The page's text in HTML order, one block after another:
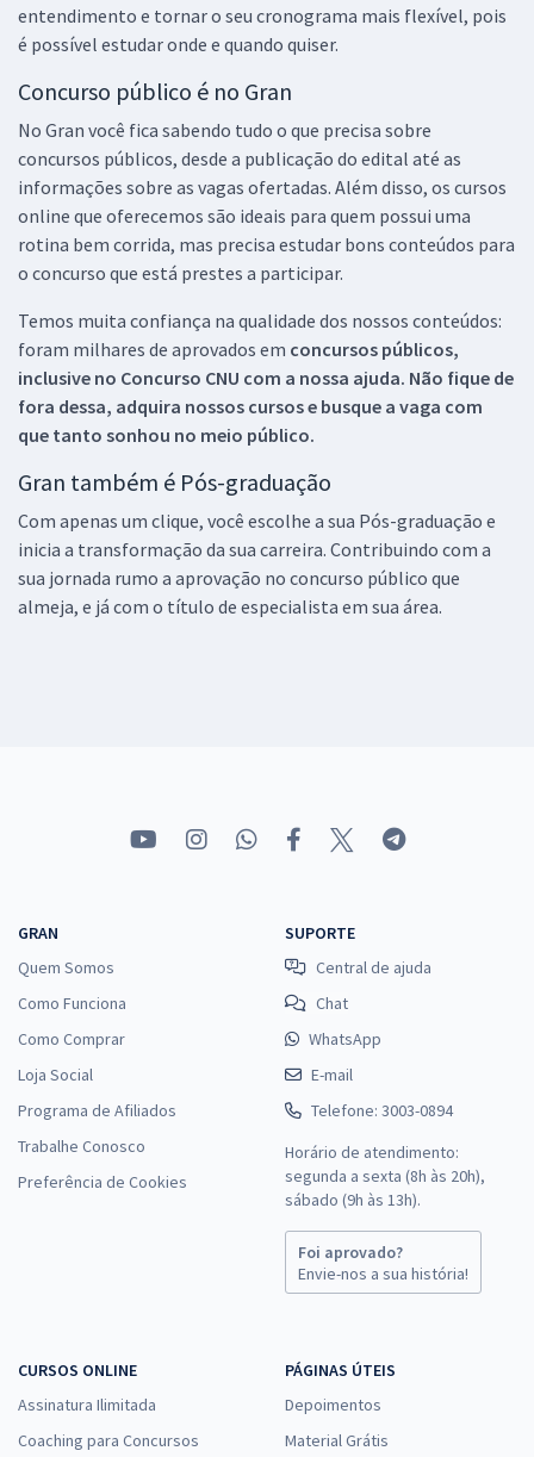
entendimento e tornar o seu cronograma mais flexível, pois
é possível estudar onde e quando quiser.
Concurso público é no Gran
No Gran você fica sabendo tudo o que precisa sobre
concursos públicos, desde a publicação do edital até as
informações sobre as vagas ofertadas. Além disso, os cursos
online que oferecemos são ideais para quem possui uma
rotina bem corrida, mas precisa estudar bons conteúdos para
o concurso que está prestes a participar.
Temos muita confiança na qualidade dos nossos conteúdos:
foram milhares de aprovados em concursos públicos,
inclusive no Concurso CNU com a nossa ajuda. Não fique de
fora dessa, adquira nossos cursos e busque a vaga com
que tanto sonhou no meio público.
Gran também é Pós-graduação
Com apenas um clique, você escolhe a sua Pós-graduação e
inicia a transformação da sua carreira. Contribuindo com a
sua jornada rumo a aprovação no concurso público que
almeja, e já com o título de especialista em sua área.
GRAN
Quem Somos
Como Funciona
Como Comprar
Loja Social
Programa de Afiliados
Trabalhe Conosco
Preferência de Cookies
SUPORTE
Central de ajuda
Chat
WhatsApp
E-mail
Telefone: 3003-0894
Horário de atendimento:
segunda a sexta (8h às 20h),
sábado (9h às 13h).
Foi aprovado?
Envie-nos a sua história!
CURSOS ONLINE
Assinatura Ilimitada
Coaching para Concursos
PÁGINAS ÚTEIS
Depoimentos
Material Grátis